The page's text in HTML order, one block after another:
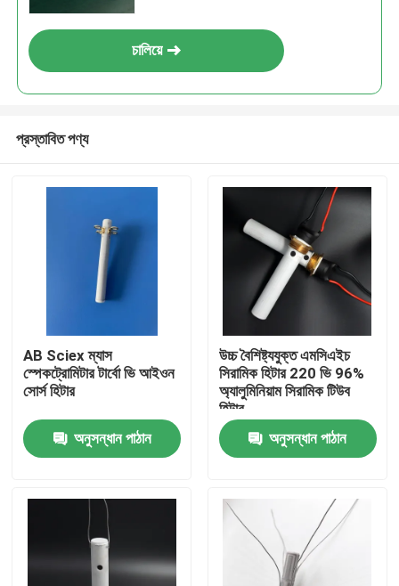
চালিয়ে
প্রস্তাবিত পণ্য
AB Sciex ম্যাস
স্পেকট্রোমিটার টার্বো ভি আইওন
সোর্স হিটার
অনুসন্ধান পাঠান
উচ্চ বৈশিষ্ট্যযুক্ত এমসিএইচ
সিরামিক হিটার 220 ভি 96%
অ্যালুমিনিয়াম সিরামিক টিউব
হিটার
অনুসন্ধান পাঠান